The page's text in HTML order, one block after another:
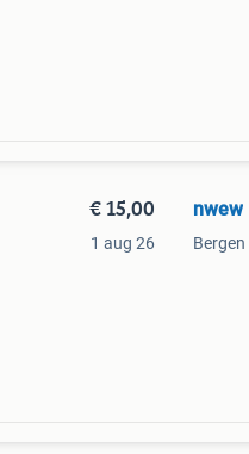
€ 15,00
1 aug 26
nwew